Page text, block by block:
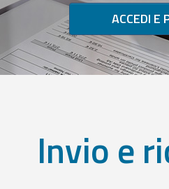
ACCEDI E
Invio e